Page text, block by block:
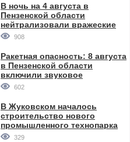
В ночь на 4 августа в
Пензенской области
нейтрализовали вражеские
дроны
908
Ракетная опасность: 8 августа
в Пензенской области
включили звуковое
оповещение
602
В Жуковском началось
строительство нового
промышленного технопарка
329